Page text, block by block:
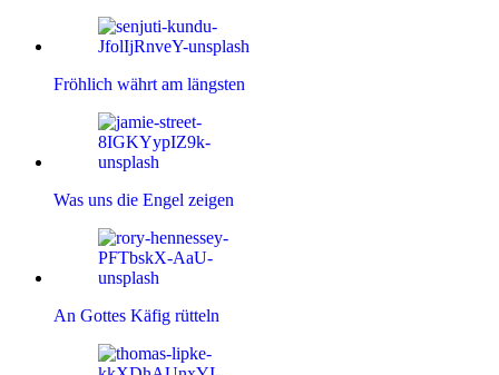
Fröhlich währt am längsten
Was uns die Engel zeigen
An Gottes Käfig rütteln